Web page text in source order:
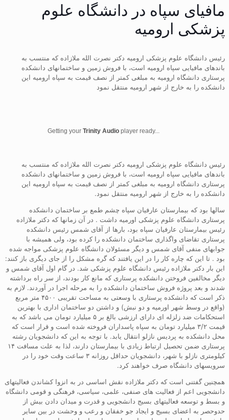
مافیای سپاه در دانشگاه علوم
پزشکی ارومیه
رئیس دانشگاه علوم پزشکی ارومیه دکتر نصرت الله ملازاده که منتسب به
باندهای مافیایی سپاه ارومیه است، با فروش زمین و ساختمانهای دانشکده
پرستاری دانشگاه ارومیه به مبلغی کمتر از نصف قیمت به سپاه ارومیه این
دانشکده را به خارج از شهر ارومیه منتقل نمود
Getting your Trinity Audio player ready...
رئیس دانشگاه علوم پزشکی ارومیه دکتر نصرت الله ملازاده که منتسب به
باندهای مافیایی سپاه ارومیه است، با فروش زمین و ساختمانهای دانشکده
پرستاری دانشگاه ارومیه به مبلغی کمتر از نصف قیمت به سپاه ارومیه این
دانشکده را به خارج از شهر ارومیه منتقل نمود.
سالها بود که بیمارستان عارفیان سپاه چشم طمع بر ساختمان دانشکده
پرستاری دانشگاه علوم پزشکی اورمیه داشت . در آن زمانها که دکتر ملازاده
رئیس بیمارستان عارفیان سپاه بود، بارها از آقای شمس رئیس دانشکده
پرستاری تقاضای واگذاری ساختمان دانشکده را کرده بود، ولی همیشه با
جوابهای منفی آقای شمس و دیگر مسئولان دانشگاه علوم پزشکی مواجه شده
بود . تا این که چاره کار را در این یافتند که گره مشکل را از جای دیگری باز کنند:
این بار دکتر ملازاده رئیس دانشگاه علوم پزشکی شد. در گام اول آقای شمس و
دیگر مخالفین فروختن دانشکده پرستاری که مانع کار بودند، از سر راه برداشته
شدند و بعد پروژه فروش ساختمان دانشکده را به مرحله اجرا در آوردند. لازم به
ذکر است که دانشکده پرستاری با وسعتی به مساحت تقریبی ۴۵۰۰ متر مربع
(واقع در وسط شهر اورمیه و دو نبش) و داشتن دو ساختمان اداری با بهترین
استحکامات ضد زلزله ای دارای ارزشی بالغ بر ۵ میلیارد تومان می باشد که به
قیمت ۳/۲ میلیارد تومان به سپاه پاسداران فروخته شده است و قرار است که
محل دانشکده به پردیس نازلو انتقال یابد. با توجه به این که دانشجویان رشته
پرستاری ضمن تحصیل ارتباط زیادی با بیمارستان دارند، لذا به علت مسافت ۱۴
کیلومتری نازلو با شهر، دانشجویان حداقل روزانه ۳ ساعت وقت خود را در
سرویسهای دانشگاه صرف خواهند کرد.
همچنین گفتنی است که دکتر ملازاده نقش اساسی در به انزوا کشاندن فعالیتهای
دانشجویی اعم از فعالیت های صنفی، علمی، سیاسی، فرهنگی و قومی دانشگاه
و بسط و توسعه فعالیتهای بسیج دانشجویی و قدرت و میدان دادن بیش از
حدوحصر به اعضای بسیج و ایجاد جو خفقان و رعب و وحشت در بین سایر